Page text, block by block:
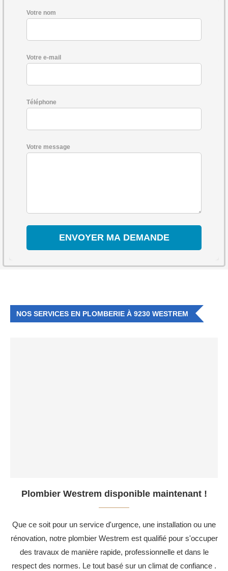
Votre nom
Votre e-mail
Téléphone
Votre message
NOS SERVICES EN PLOMBERIE À 9230 WESTREM
Plombier Westrem disponible maintenant !
Que ce soit pour un service d'urgence, une installation ou une
rénovation, notre plombier Westrem est qualifié pour s'occuper
des travaux de manière rapide, professionnelle et dans le
respect des normes. Le tout basé sur un climat de confiance .